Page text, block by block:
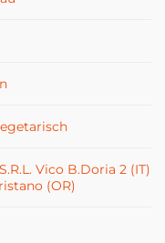
Vico B.Doria 2 (IT)
(OR)